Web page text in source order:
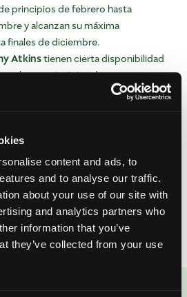
content and ads, to
and to analyse our traffic.
about your use of our site with
and analytics partners who
information that you’ve
they’ve collected from your use
principios de febrero hasta
y alcanzan su máxima
finales de diciembre.
Atkinstienen cierta disponibilidad
hasta principios de marzo,
disponibilidad desde principios de
esa variedad. ¿Busca más
¡No busque más allá de nuestra
que describe dónde se
únicas y más!